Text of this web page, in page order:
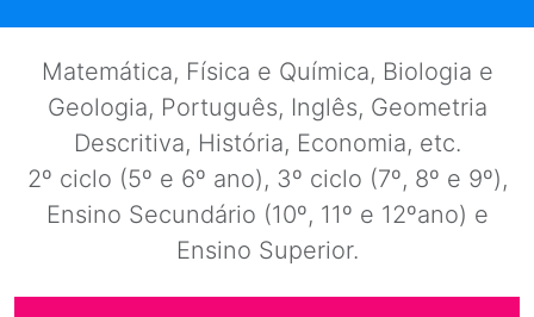
Matemática, Física e Química, Biologia e
Geologia, Português, Inglês, Geometria
Descritiva, História, Economia, etc.
2º ciclo (5º e 6º ano), 3º ciclo (7º, 8º e 9º),
Ensino Secundário (10º, 11º e 12ºano) e
Ensino Superior.